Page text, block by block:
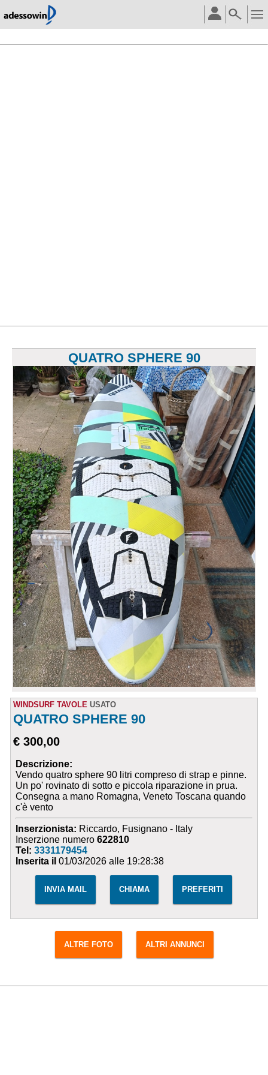
QUATRO SPHERE 90
WINDSURF TAVOLE USATO
QUATRO SPHERE 90
€ 300,00
Descrizione:
Vendo quatro sphere 90 litri compreso di strap e pinne.
Un po' rovinato di sotto e piccola riparazione in prua.
Consegna a mano Romagna, Veneto Toscana quando
c'è vento
Inserzionista: Riccardo, Fusignano - Italy
Inserzione numero622810
Tel:3331179454
Inserita il 01/03/2026 alle 19:28:38
INVIA MAIL CHIAMA PREFERITI
ALTRE FOTO ALTRI ANNUNCI